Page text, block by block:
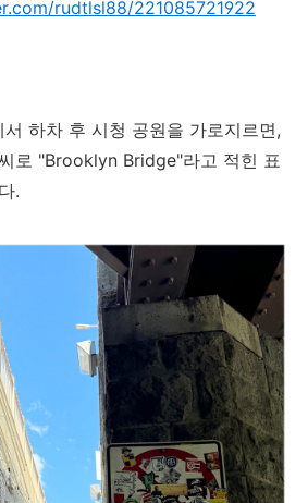
rudtlsl88/221085721922
하차 후 시청 공원을 가로지르면,
로 "Brooklyn Bridge"라고 적힌 표
.